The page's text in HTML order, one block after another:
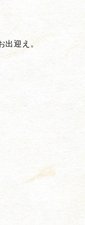
迎え。